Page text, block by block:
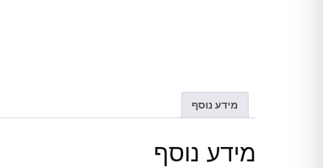
מידע נוסף
מידע נוסף